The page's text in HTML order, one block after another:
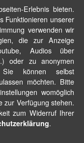
Erlebnis bieten.
Funktionieren unserer
verwenden wir
die zur Anzeige
Audios über
oder zu anonymen
Sie können selbst
möchten. Bitte
womöglich
zur Verfügung stehen.
zum Widerruf Ihrer
.